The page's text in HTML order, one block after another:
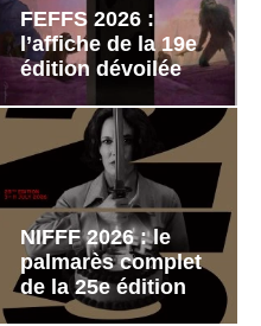
FEFFS 2026 :
l’affiche de la 19e
édition dévoilée
NIFFF 2026 : le
palmarès complet
de la 25e édition